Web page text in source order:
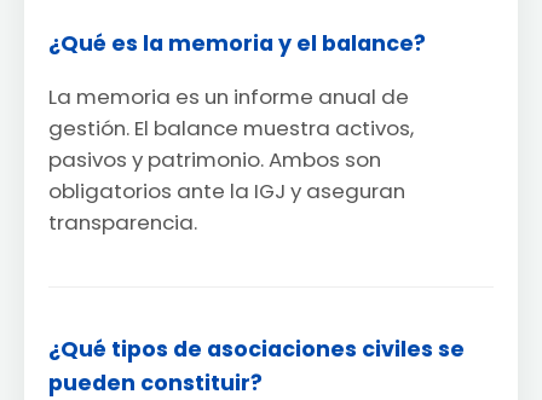
¿Qué es la memoria y el balance?
La memoria es un informe anual de
gestión. El balance muestra activos,
pasivos y patrimonio. Ambos son
obligatorios ante la IGJ y aseguran
transparencia.
¿Qué tipos de asociaciones civiles se
pueden constituir?